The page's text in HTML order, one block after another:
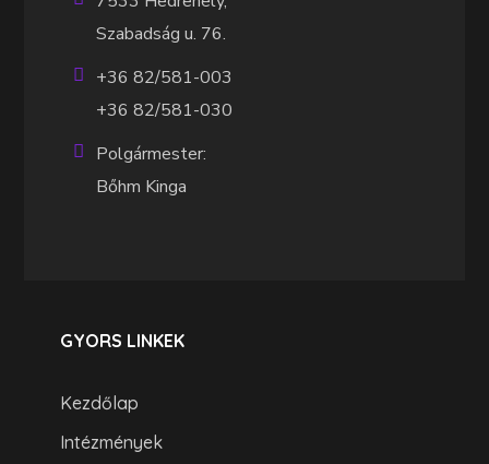
Szabadság u. 76.
+36 82/581-003
+36 82/581-030
Polgármester:
Bőhm Kinga
GYORS LINKEK
Kezdőlap
Intézmények